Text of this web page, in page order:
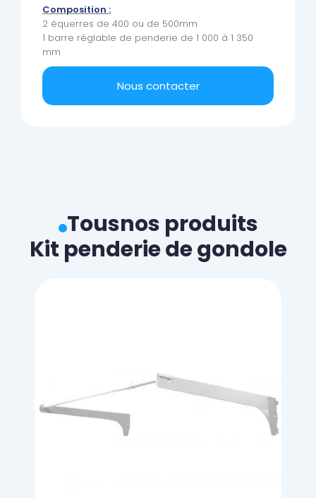
Composition :
2 équerres de 400 ou de 500mm
1 barre réglable de penderie de 1 000 à 1 350
mm
Nous contacter
Tousnos produits
Kit penderie de gondole